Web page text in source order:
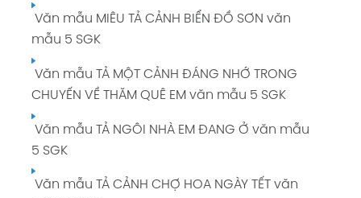
Văn mẫu MIÊU TẢ CẢNH BIỂN ĐỒ SƠN văn
mẫu 5 SGK
Văn mẫu TẢ MỘT CẢNH ĐÁNG NHỚ TRONG
CHUYẾN VỀ THĂM QUÊ EM văn mẫu 5 SGK
Văn mẫu TẢ NGÔI NHÀ EM ĐANG Ở văn mẫu
5 SGK
Văn mẫu TẢ CẢNH CHỢ HOA NGÀY TẾT văn